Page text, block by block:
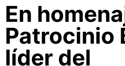
En
Patrocinio
líder del